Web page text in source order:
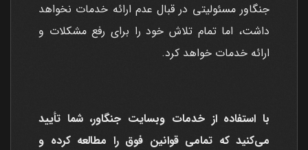
جنگاور مسئولیتی در قبال عدم ارائه خدمات نخواهد
داشت، اما تمام تلاش خود را برای رفع مشکلات و
ارائه خدمات خواهد کرد.
با استفاده از خدمات وبسایت جنگاور، شما تأیید
می‌کنید که تمامی قوانین فوق را مطالعه کرده و